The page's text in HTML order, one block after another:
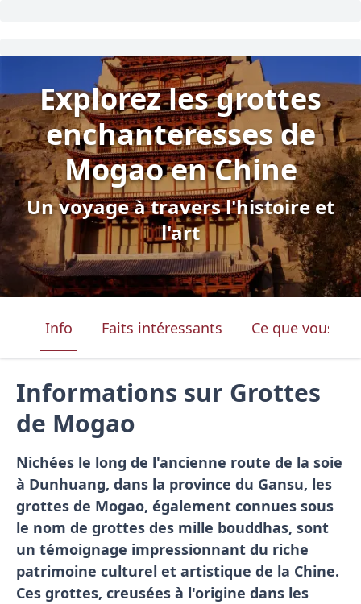
Explorez les grottes
enchanteresses de
Mogao en Chine
Un voyage à travers l'histoire et
l'art
Info Faits intéressants Ce que vous
Informations sur Grottes
de Mogao
Nichées le long de l'ancienne route de la soie
à Dunhuang, dans la province du Gansu, les
grottes de Mogao, également connues sous
le nom de grottes des mille bouddhas, sont
un témoignage impressionnant du riche
patrimoine culturel et artistique de la Chine.
Ces grottes, creusées à l'origine dans les